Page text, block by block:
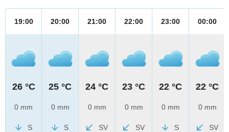
19:00
26 °C
0 mm
S
20:00
25 °C
0 mm
S
21:00
24 °C
0 mm
SV
22:00
23 °C
0 mm
SV
23:00
22 °C
0 mm
S
00:00
22 °C
0 mm
SV